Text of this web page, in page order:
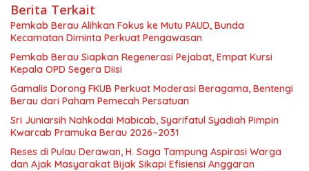
Berita Terkait
Pemkab Berau Alihkan Fokus ke Mutu PAUD, Bunda
Kecamatan Diminta Perkuat Pengawasan
Pemkab Berau Siapkan Regenerasi Pejabat, Empat Kursi
Kepala OPD Segera Diisi
Gamalis Dorong FKUB Perkuat Moderasi Beragama, Bentengi
Berau dari Paham Pemecah Persatuan
Sri Juniarsih Nahkodai Mabicab, Syarifatul Syadiah Pimpin
Kwarcab Pramuka Berau 2026–2031
Reses di Pulau Derawan, H. Saga Tampung Aspirasi Warga
dan Ajak Masyarakat Bijak Sikapi Efisiensi Anggaran